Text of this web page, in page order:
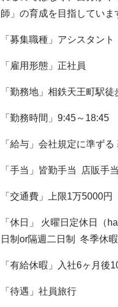
師」の育成を目指していま
「募集職種」アシスタント
「雇用形態」正社員
「勤務地」相鉄天王町駅
「勤務時間」9:45～
「給与」会社規定に準ず
「手当」皆勤手当 店販手
「交通費」上限1万5000円
「休日」 火曜日定休日（
日制or隔週二日制 冬季休暇
「有給休暇」入社6ヶ月後
「待遇」社員旅行